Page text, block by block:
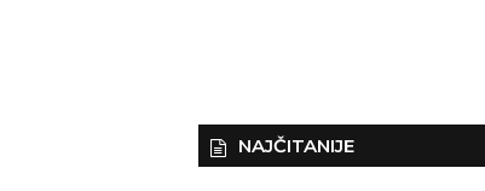
NAJČITANIJE